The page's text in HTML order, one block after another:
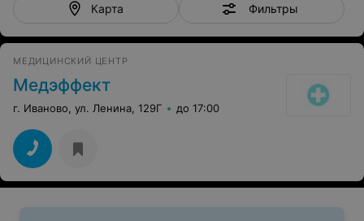
Карта Фильтры
МЕДИЦИНСКИЙ ЦЕНТР
Медэффект
г. Иваново, ул. Ленина, 129Г до 17:00